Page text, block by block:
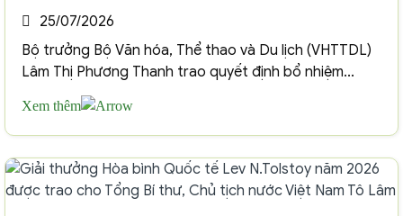
25/07/2026
Bộ trưởng Bộ Văn hóa, Thể thao và Du lịch (VHTTDL)
Lâm Thị Phương Thanh trao quyết định bổ nhiệm...
Xem thêm